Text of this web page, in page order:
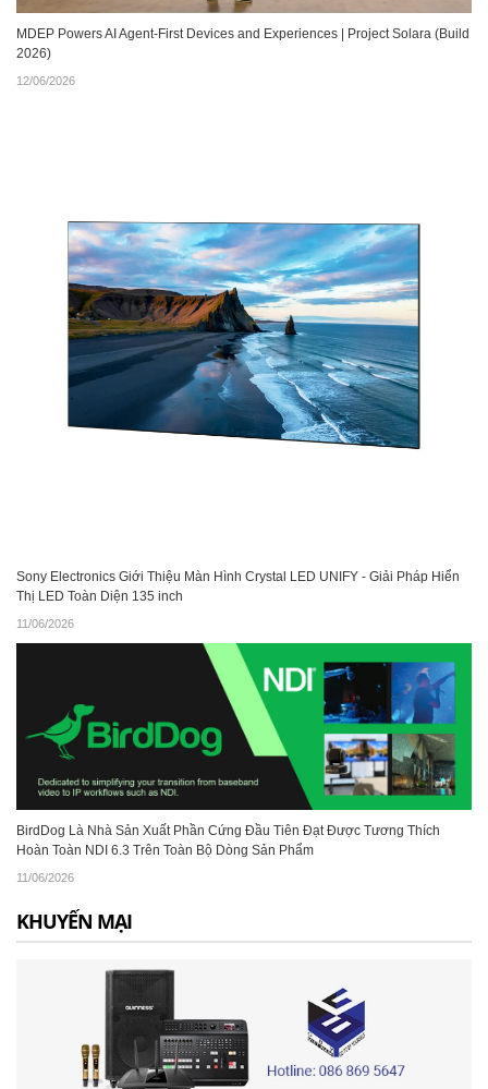
MDEP Powers AI Agent‑First Devices and Experiences | Project Solara (Build
2026)
12/06/2026
Sony Electronics Giới Thiệu Màn Hình Crystal LED UNIFY - Giải Pháp Hiển
Thị LED Toàn Diện 135 inch
11/06/2026
BirdDog Là Nhà Sản Xuất Phần Cứng Đầu Tiên Đạt Được Tương Thích
Hoàn Toàn NDI 6.3 Trên Toàn Bộ Dòng Sản Phẩm
11/06/2026
KHUYẾN MẠI